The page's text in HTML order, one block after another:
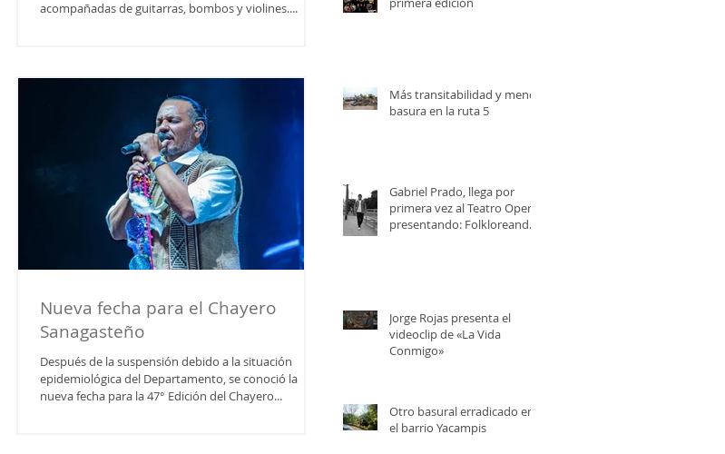
acompañadas de guitarras, bombos y violines....
Nueva fecha para el Chayero
Sanagasteño
Después de la suspensión debido a la situación
epidemiológica del Departamento, se conoció la
nueva fecha para la 47° Edición del Chayero...
Más transitabilidad y menos
basura en la ruta 5
Gabriel Prado, llega por
primera vez al Teatro Opera,
presentando: Folkloreando
Jorge Rojas presenta el
videoclip de «La Vida
Conmigo»
Otro basural erradicado en
el barrio Yacampis